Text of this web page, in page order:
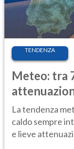
TENDENZA
Meteo: tra
rischio
La tendenza
caldo sempre
e lieve